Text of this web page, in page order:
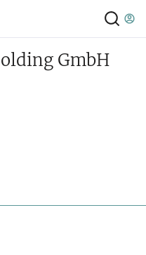
GmbH